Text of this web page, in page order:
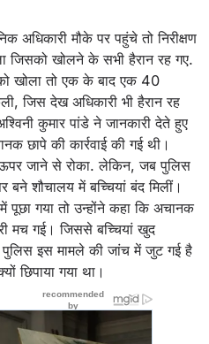
अधिकारी मौके पर पहुंचे तो निरीक्षण
जिसको खोलने के सभी हैरान रह गए.
खोला तो एक के बाद एक 40
जिस देख अधिकारी भी हैरान रह
कुमार पांडे ने जानकारी देते हुए
छापे की कार्रवाई की गई थी।
जाने से रोका. लेकिन, जब पुलिस
शौचालय में बच्चियां बंद मिलीं।
गया तो उन्होंने कहा कि अचानक
मच गई। जिससे बच्चियां खुद
पुलिस इस मामले की जांच में जुट गई है
छिपाया गया था।